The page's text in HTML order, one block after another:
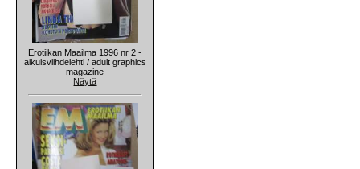
Erotiikan Maailma 1996 nr 2 -
aikuisviihdelehti / adult graphics
magazine
Näytä